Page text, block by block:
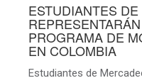
ESTUDIANTES
PROGRAMA DE
EN COLOMBIA
Estudiantes de